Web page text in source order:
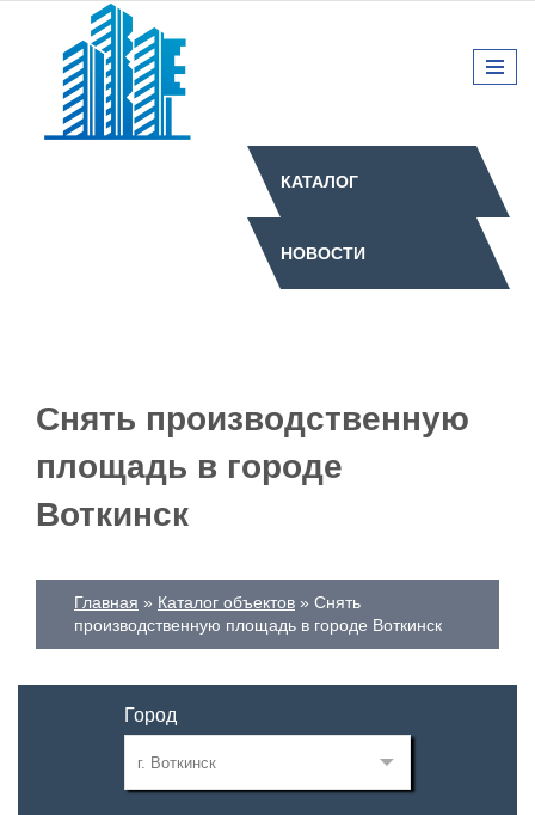
КАТАЛОГ
НОВОСТИ
Снять производственную
площадь в городе
Воткинск
Главная Каталог объектов
Снять
производственную площадь в городе Воткинск
Город